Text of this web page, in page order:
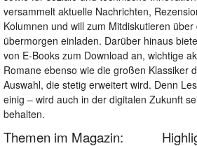
versammelt aktuelle Nachrichten,
Kolumnen und will zum Mitdiskutieren
übermorgen einladen. Darüber hinaus
von E-Books zum Download an, wichtige
Romane ebenso wie die großen Klassiker
Auswahl, die stetig erweitert wird. Denn
einig – wird auch in der digitalen Zukunft
behalten.
Themen im Magazin: